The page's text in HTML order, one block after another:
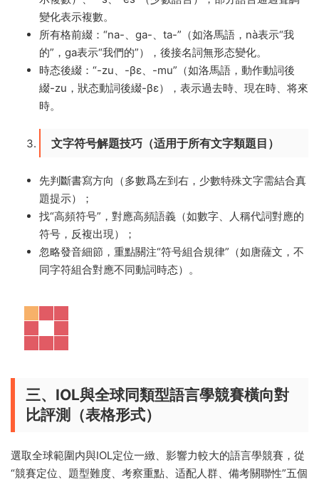
變化表示複數。
所有格前綴：“na-、ga-、ta-”（如洛馬語，nà表示“我
的”，ɡa表示“我們的”），後接名詞無形态變化。
時态後綴：“-zu、-βɛ、-mu”（如洛馬語，動作動詞後
綴-zu，狀态動詞後綴-βɛ），表示過去時、現在時、将來
時。
文字符号解題技巧（适用于所有文字類題目）
先判斷書寫方向（多數爲左到右，少數特殊文字需結合真
題提示）；
找“高頻符号”，對應高頻語義（如數字、人稱代詞對應的
符号，反複出現）；
忽略發音細節，重點關注“符号組合規律”（如唐薩文，不
同字符組合對應不同動詞時态）。
三、IOL與全球同類型語言學競賽橫向對
比評測（表格形式）
選取全球範圍内與IOL定位一緻、影響力較大的語言學競賽，從
“競賽定位、題型難度、考察重點、适配人群、備考關聯性”五個